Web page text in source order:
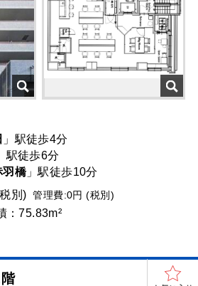
」駅徒歩4分
駅徒歩6分
羽橋」駅徒歩10分
税別)管理費:0円 (税別)
：75.83m²